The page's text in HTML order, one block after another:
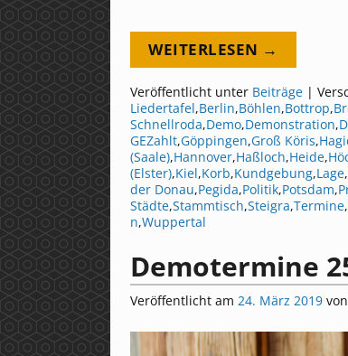
WEITERLESEN →
Veröffentlicht unter Beiträge |
Liedertafel,Berlin,Böhlen,Bottrop,
Schnellroda,Demo,Demonstration,
GEZahlt,Göppingen,Groß Köris,
(Saale),Hannover,Haßloch,Heide,
(Elster),Kiel,Korb,Kundgebung,Lage,
der Donau,Pegida,Politik,Potsdam,
Städte,Stammtisch,Steigra,Termine,
n,Wuppertal
Demotermine
Veröffentlicht am 24. März 2019 von